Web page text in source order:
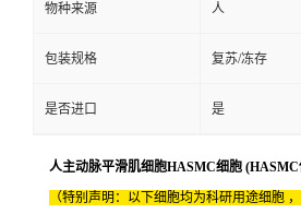
物种来源 人
包装规格 复苏/冻存
是否进口 是
人主动脉平滑肌细胞HASMC细胞
（特别声明：以下细胞均为科研用途细胞